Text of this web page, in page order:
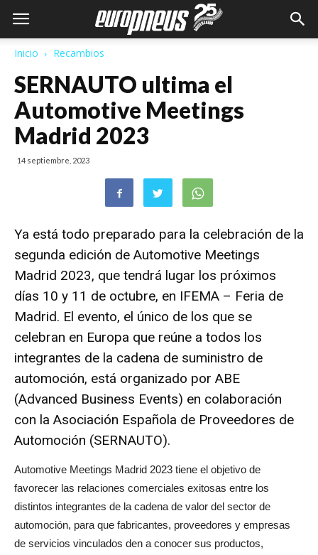
Inicio Recambios
SERNAUTO ultima el
Automotive Meetings
Madrid 2023
14 septiembre, 2023
Ya está todo preparado para la celebración de la
segunda edición de Automotive Meetings
Madrid 2023, que tendrá lugar los próximos
días 10 y 11 de octubre, en IFEMA – Feria de
Madrid. El evento, el único de los que se
celebran en Europa que reúne a todos los
integrantes de la cadena de suministro de
automoción, está organizado por ABE
(Advanced Business Events) en colaboración
con la Asociación Española de Proveedores de
Automoción (SERNAUTO).
Automotive Meetings Madrid 2023 tiene el objetivo de
favorecer las relaciones comerciales exitosas entre los
distintos integrantes de la cadena de valor del sector de
automoción, para que fabricantes, proveedores y empresas
de servicios vinculados den a conocer sus productos,